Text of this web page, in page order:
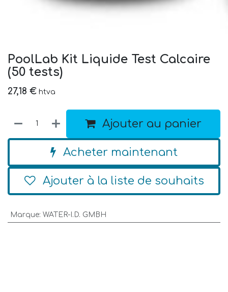
PoolLab Kit Liquide Test Calcaire
(50 tests)
27,18 € htva
Ajouter au panier
Acheter maintenant
Ajouter à la liste de souhaits
Marque: WATER-I.D. GMBH